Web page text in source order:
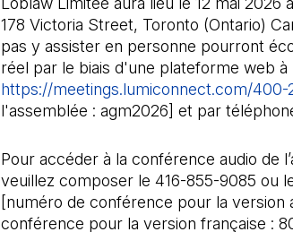
178 Victoria Street, Toronto (Ontario)
pas y assister en personne pourront
réel par le biais d'une plateforme web à
https://meetings.lumiconnect.com/400-
l'assemblée : agm2026] et par
Pour accéder à la conférence audio de
veuillez composer le 416-855-9085 ou
[numéro de conférence pour la version
conférence pour la version française :